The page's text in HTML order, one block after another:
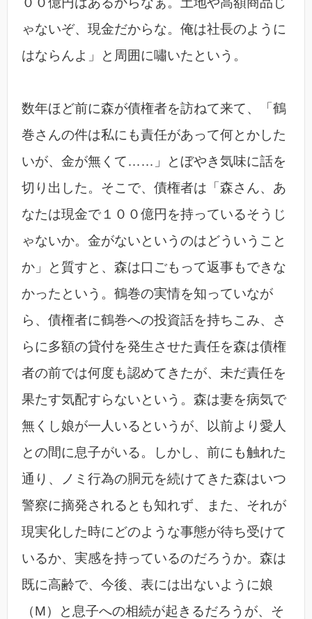
ゃないぞ、現金だからな。俺は社長のように
はならんよ」と周囲に嘯いたという。
数年ほど前に森が債権者を訪ねて来て、「鶴
巻さんの件は私にも責任があって何とかした
いが、金が無くて……」とぼやき気味に話を
切り出した。そこで、債権者は「森さん、あ
なたは現金で１００億円を持っているそうじ
ゃないか。金がないというのはどういうこと
か」と質すと、森は口ごもって返事もできな
かったという。鶴巻の実情を知っていなが
ら、債権者に鶴巻への投資話を持ちこみ、さ
らに多額の貸付を発生させた責任を森は債権
者の前では何度も認めてきたが、未だ責任を
果たす気配すらないという。森は妻を病気で
無くし娘が一人いるというが、以前より愛人
との間に息子がいる。しかし、前にも触れた
通り、ノミ行為の胴元を続けてきた森はいつ
警察に摘発されるとも知れず、また、それが
現実化した時にどのような事態が待ち受けて
いるか、実感を持っているのだろうか。森は
既に高齢で、今後、表には出ないように娘
（M）と息子への相続が起きるだろうが、そ